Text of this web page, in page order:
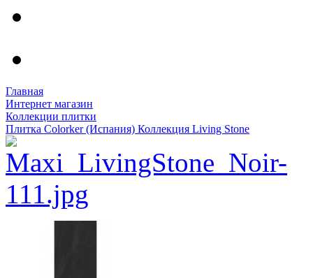
Главная
Интернет магазин
Коллекции плитки
Плитка Colorker (Испания) Коллекция Living Stone